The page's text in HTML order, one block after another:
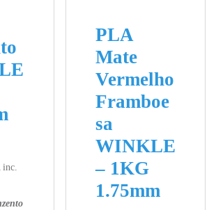
range: 20.53€ through 20.95€
inc.
PLA
Mate
Vermelho
Framboe
sa
WINKLE
– 1KG
1.75mm